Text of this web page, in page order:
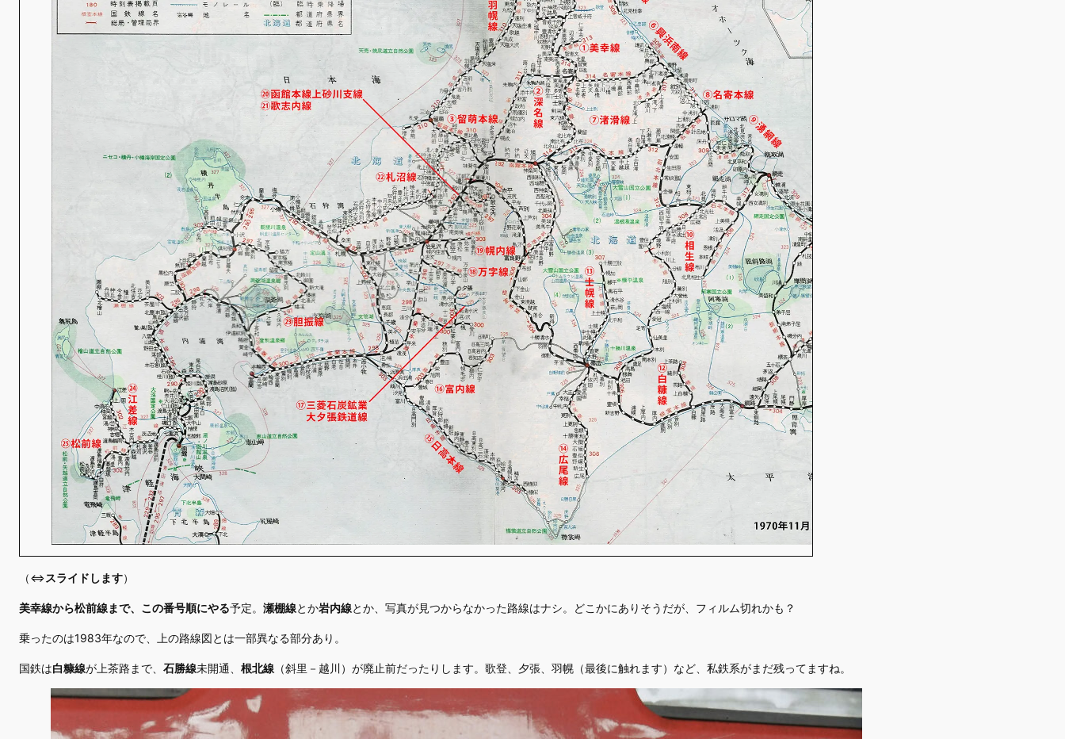
（⇔スライドします）
美幸線から松前線まで、この番号順にやる予定。 瀬棚線とか岩内線とか、写真が見つからなかった路線はナシ。どこかにありそうだが、フィルム切れかも？
乗ったのは1983年なので、上の路線図とは一部異なる部分あり。
国鉄は白糠線が上茶路まで、 石勝線未開通、 根北線 （斜里－越川）が廃止前だったりします。歌登、夕張、羽幌（最後に触れます）など、私鉄系がまだ残ってますね。